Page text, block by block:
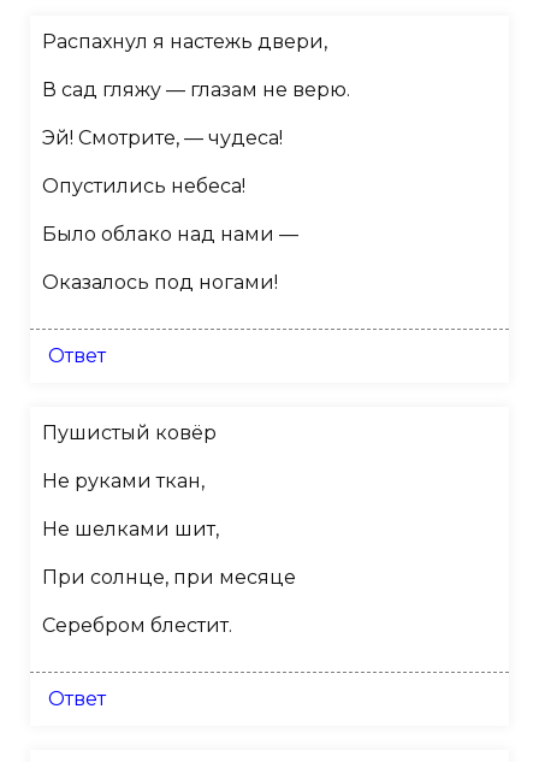
Распахнул я настежь двери,
В сад гляжу — глазам не верю.
Эй! Смотрите, — чудеса!
Опустились небеса!
Было облако над нами —
Оказалось под ногами!
Ответ
Пушистый ковёр
Не руками ткан,
Не шелками шит,
При солнце, при месяце
Серебром блестит.
Ответ